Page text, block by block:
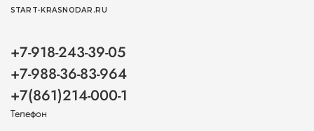
START-KRASNODAR.RU
+7-918-243-39-05
+7-988-36-83-964
+7(861)214-000-1
Телефон